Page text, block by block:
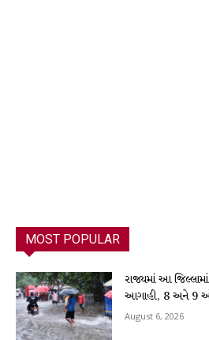
MOST POPULAR
રાજ્યમાં આ
આગાહી, 8 અને 9
August 6, 2026